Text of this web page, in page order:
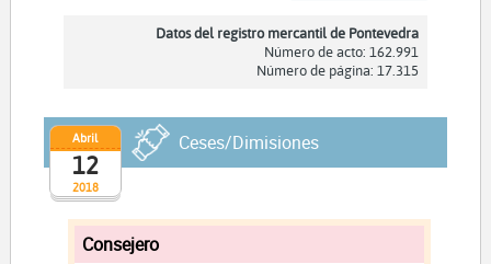
Datos del registro mercantil de Pontevedra
Número de acto: 162.991
Número de página: 17.315
2018
Abril
12
Ceses/Dimisiones
Consejero